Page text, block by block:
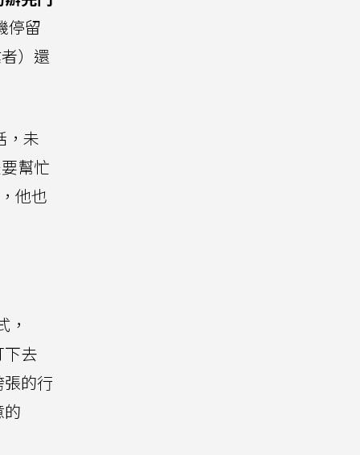
停留
）還
，未
幫忙
他也
下去
的行